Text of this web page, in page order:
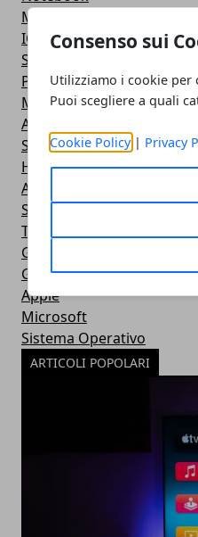
Consenso sui
Utilizziamo i cookie
Puoi scegliere a quali
Cookie Policy| Privacy
Monitor
IOS
Smartwatch
Power Bank
Mouse e Tastiera
Apple
Stampante
Hardware
Android
Software
Tablet
Giochi
Giochi
Apple
Microsoft
Sistema Operativo
ARTICOLI POPOLARI